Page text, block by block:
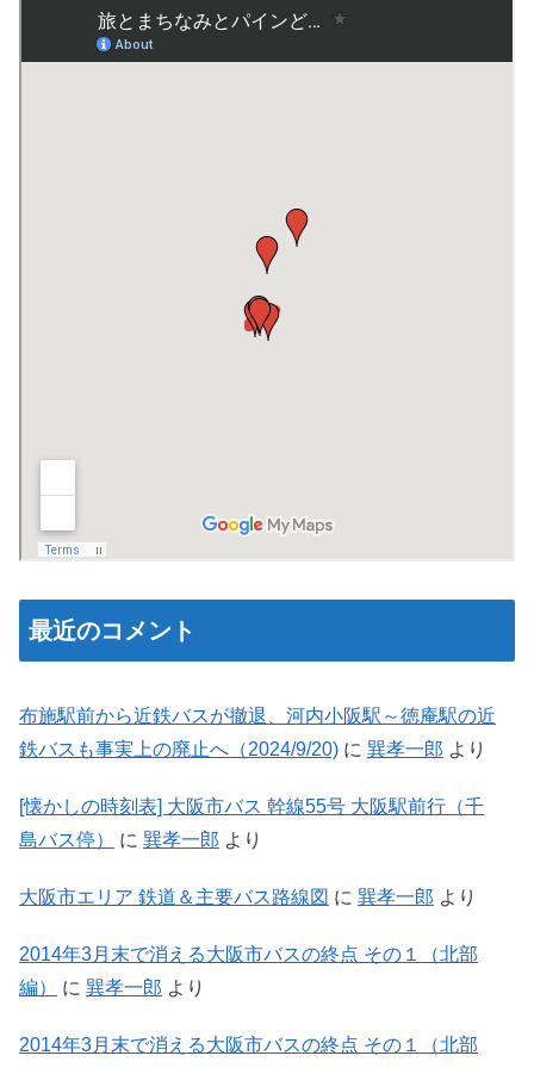
最近のコメント
布施駅前から近鉄バスが撤退、河内小阪駅～徳庵駅の近
鉄バスも事実上の廃止へ（2024/9/20) に 巽孝一郎 より
[懐かしの時刻表] 大阪市バス 幹線55号 大阪駅前行（千
島バス停）
に 巽孝一郎 より
大阪市エリア 鉄道＆主要バス路線図 に 巽孝一郎 より
2014年3月末で消える大阪市バスの終点 その１（北部
編）
に 巽孝一郎 より
2014年3月末で消える大阪市バスの終点 その１（北部